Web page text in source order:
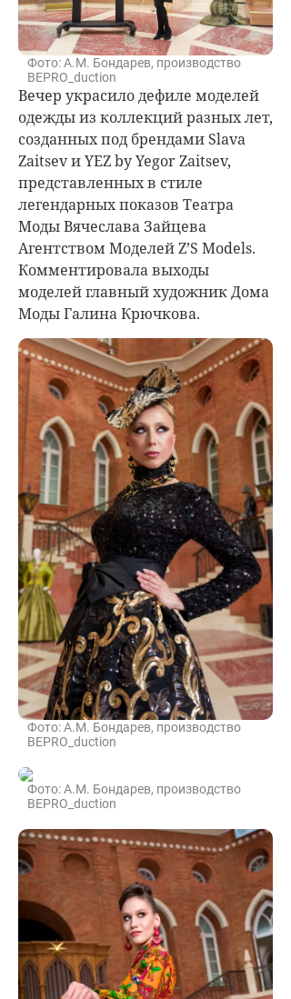
Фото: А.М. Бондарев, производство
BEPRO_duction
Вечер украсило дефиле моделей
одежды из коллекций разных лет,
созданных под брендами Slava
Zaitsev и YEZ by Yegor Zaitsev,
представленных в стиле
легендарных показов Театра
Моды Вячеслава Зайцева
Агентством Моделей Z’S Models.
Комментировала выходы
моделей главный художник Дома
Моды Галина Крючкова.
Фото: А.М. Бондарев, производство
BEPRO_duction
Фото: А.М. Бондарев, производство
BEPRO_duction